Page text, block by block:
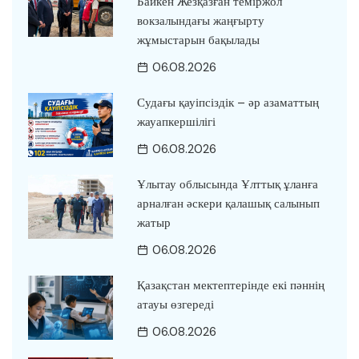
вокзалындағы жаңғырту
жұмыстарын бақылады
06.08.2026
Судағы қауіпсіздік – әр азаматтың
жауапкершілігі
06.08.2026
Ұлытау облысында Ұлттық ұланға
арналған әскери қалашық салынып
жатыр
06.08.2026
Қазақстан мектептерінде екі пәннің
атауы өзгереді
06.08.2026